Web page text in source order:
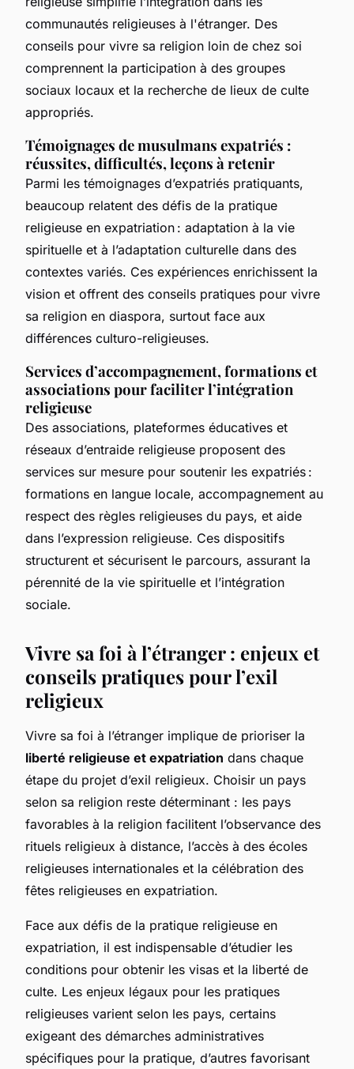
communautés religieuses à l'étranger. Des
conseils pour vivre sa religion loin de chez soi
comprennent la participation à des groupes
sociaux locaux et la recherche de lieux de culte
appropriés.
Témoignages de musulmans expatriés :
réussites, difficultés, leçons à retenir
Parmi les témoignages d’expatriés pratiquants,
beaucoup relatent des défis de la pratique
religieuse en expatriation : adaptation à la vie
spirituelle et à l’adaptation culturelle dans des
contextes variés. Ces expériences enrichissent la
vision et offrent des conseils pratiques pour vivre
sa religion en diaspora, surtout face aux
différences culturo-religieuses.
Services d’accompagnement, formations et
associations pour faciliter l’intégration
religieuse
Des associations, plateformes éducatives et
réseaux d’entraide religieuse proposent des
services sur mesure pour soutenir les expatriés :
formations en langue locale, accompagnement au
respect des règles religieuses du pays, et aide
dans l’expression religieuse. Ces dispositifs
structurent et sécurisent le parcours, assurant la
pérennité de la vie spirituelle et l’intégration
sociale.
Vivre sa foi à l’étranger : enjeux et
conseils pratiques pour l’exil
religieux
Vivre sa foi à l’étranger implique de prioriser la
liberté religieuse et expatriation dans chaque
étape du projet d’exil religieux. Choisir un pays
selon sa religion reste déterminant : les pays
favorables à la religion facilitent l’observance des
rituels religieux à distance, l’accès à des écoles
religieuses internationales et la célébration des
fêtes religieuses en expatriation.
Face aux défis de la pratique religieuse en
expatriation, il est indispensable d’étudier les
conditions pour obtenir les visas et la liberté de
culte. Les enjeux légaux pour les pratiques
religieuses varient selon les pays, certains
exigeant des démarches administratives
spécifiques pour la pratique, d’autres favorisant